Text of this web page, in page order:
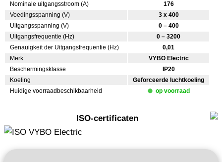
Nominale uitgangsstroom (A)
176
Voedingsspanning (V)
3 x 400
Uitgangsspanning (V)
0 – 400
Uitgangsfrequentie (Hz)
0 – 3200
Genauigkeit der Uitgangsfrequentie (Hz)
0,01
Merk
VYBO Electric
Beschermingsklasse
IP20
Koeling
Geforceerde luchtkoeling
Huidige voorraadbeschikbaarheid
op voorraad
ISO-certificaten